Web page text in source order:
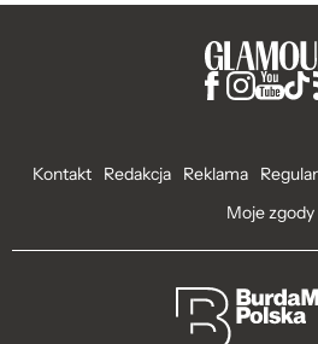
Kontakt Redakcja Reklama
Moje zgody